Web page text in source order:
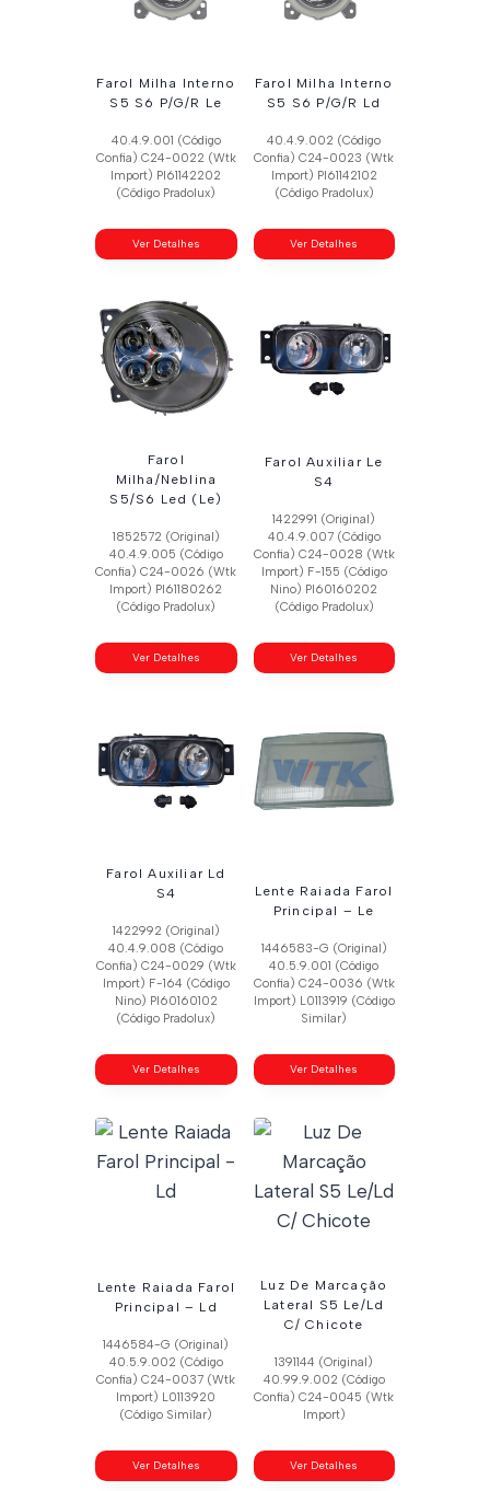
Farol Milha Interno
S5 S6 P/G/R Le
40.4.9.001 (Código
Confia) C24-0022 (Wtk
Import) Pl61142202
(Código Pradolux)
Ver Detalhes
Farol Milha Interno
S5 S6 P/G/R Ld
40.4.9.002 (Código
Confia) C24-0023 (Wtk
Import) Pl61142102
(Código Pradolux)
Ver Detalhes
Farol
Milha/Neblina
S5/S6 Led (Le)
1852572 (Original)
40.4.9.005 (Código
Confia) C24-0026 (Wtk
Import) Pl61180262
(Código Pradolux)
Ver Detalhes
Farol Auxiliar Le
S4
1422991 (Original)
40.4.9.007 (Código
Confia) C24-0028 (Wtk
Import) F-155 (Código
Nino) Pl60160202
(Código Pradolux)
Ver Detalhes
Farol Auxiliar Ld
S4
1422992 (Original)
40.4.9.008 (Código
Confia) C24-0029 (Wtk
Import) F-164 (Código
Nino) Pl60160102
(Código Pradolux)
Ver Detalhes
Lente Raiada Farol
Principal – Le
1446583-G (Original)
40.5.9.001 (Código
Confia) C24-0036 (Wtk
Import) L0113919 (Código
Similar)
Ver Detalhes
Lente Raiada Farol
Principal – Ld
1446584-G (Original)
40.5.9.002 (Código
Confia) C24-0037 (Wtk
Import) L0113920
(Código Similar)
Ver Detalhes
Luz De Marcação
Lateral S5 Le/Ld
C/ Chicote
1391144 (Original)
40.99.9.002 (Código
Confia) C24-0045 (Wtk
Import)
Ver Detalhes